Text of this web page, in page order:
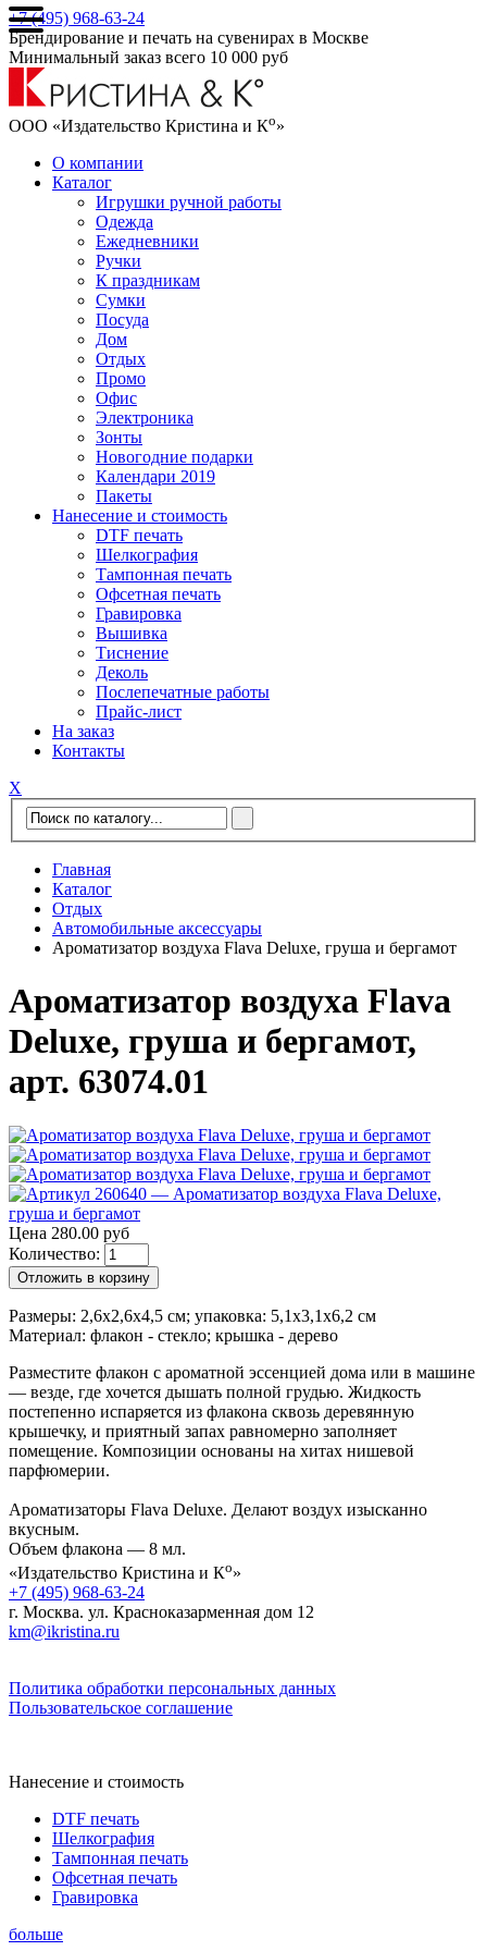
+7 (495) 968-63-24
Брендирование и печать на сувенирах в Москве
Минимальный заказ всего 10 000 руб
ООО «Издательство Кристина и Ко»
О компании
Каталог
Игрушки ручной работы
Одежда
Ежедневники
Ручки
К праздникам
Сумки
Посуда
Дом
Отдых
Промо
Офис
Электроника
Зонты
Новогодние подарки
Календари 2019
Пакеты
Нанесение и стоимость
DTF печать
Шелкография
Тампонная печать
Офсетная печать
Гравировка
Вышивка
Тиснение
Деколь
Послепечатные работы
Прайс-лист
На заказ
Контакты
Х
Главная
Каталог
Отдых
Автомобильные аксессуары
Ароматизатор воздуха Flava Deluxe, груша и бергамот
Ароматизатор воздуха Flava
Deluxe, груша и бергамот,
арт. 63074.01
Цена 280.00 руб
Количество:
Отложить в корзину
Размеры: 2,6х2,6х4,5 см; упаковка: 5,1x3,1x6,2 см
Материал: флакон - стекло; крышка - дерево
Разместите флакон с ароматной эссенцией дома или в машине
— везде, где хочется дышать полной грудью. Жидкость
постепенно испаряется из флакона сквозь деревянную
крышечку, и приятный запах равномерно заполняет
помещение. Композиции основаны на хитах нишевой
парфюмерии.
Ароматизаторы Flava Deluxe. Делают воздух изысканно
вкусным.
Объем флакона — 8 мл.
«Издательство Кристина и Ко»
+7 (495) 968-63-24
г. Москва. ул. Красноказарменная дом 12
km@ikristina.ru
Политика обработки персональных данных
Пользовательское соглашение
Нанесение и стоимость
DTF печать
Шелкография
Тампонная печать
Офсетная печать
Гравировка
больше